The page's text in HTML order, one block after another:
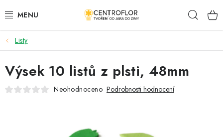
na
SEZÓNNÍ TVOŘENÍ
DŘEVĚNÉ VÝROBKY
MEDAILE
Listy
Výsek 10 listů z plsti, 48mm
Neohodnoceno Podrobnosti hodnocení